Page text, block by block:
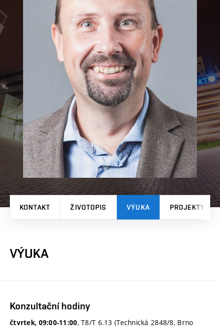
KONTAKT ŽIVOTOPIS VÝUKA PROJEKTY
VÝUKA
Konzultační hodiny
čtvrtek, 09:00-11:00, T8/T 6.13 (Technická 2848/8, Brno